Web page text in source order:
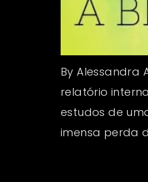
By Alessandra
relatório
estudos de
imensa perda